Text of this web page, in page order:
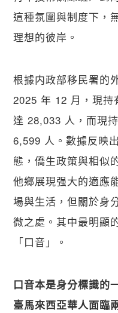
這種氛圍與制度下，
理想的彼岸。
根據内政部移民署的
2025 年 12 月，現持
達 28,033 人，而現
6,599 人。數據反映
態，僑生政策與相似
他鄉展現强大的適應
場與生活，但關於身
微之處。其中最明顯
「口音」。
口音本是身分標識的
臺馬來西亞華人面臨